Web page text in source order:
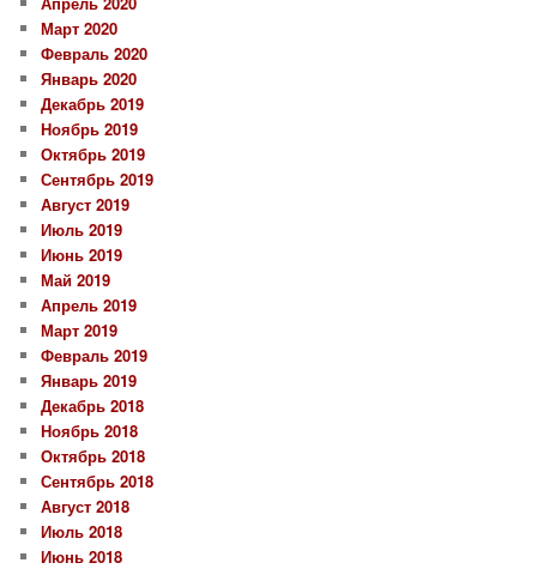
Март 2020
Февраль 2020
Январь 2020
Декабрь 2019
Ноябрь 2019
Октябрь 2019
Сентябрь 2019
Август 2019
Июль 2019
Июнь 2019
Май 2019
Апрель 2019
Март 2019
Февраль 2019
Январь 2019
Декабрь 2018
Ноябрь 2018
Октябрь 2018
Сентябрь 2018
Август 2018
Июль 2018
Июнь 2018